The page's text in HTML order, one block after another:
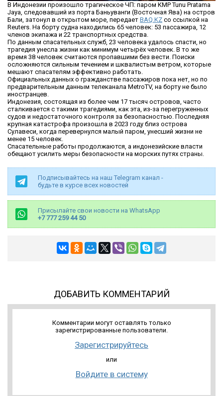
В Индонезии произошло трагическое ЧП: паром KMP Tunu Pratama
Jaya, следовавший из порта Баньуванги (Восточная Ява) на остров
Бали, затонул в открытом море, передает BAQ.KZ со ссылкой на
Reuters. На борту судна находились 65 человек: 53 пассажира, 12
членов экипажа и 22 транспортных средства.
По данным спасательных служб, 23 человека удалось спасти, но
трагедия унесла жизни как минимум четырёх человек. В то же
время 38 человек считаются пропавшими без вести. Поиски
осложняются сильным течением и шквалистым ветром, которые
мешают спасателям эффективно работать.
Официальных данных о гражданстве пассажиров пока нет, но по
предварительным данным телеканала MetroTV, на борту не было
иностранцев.
Индонезия, состоящая из более чем 17 тысяч островов, часто
сталкивается с такими трагедиями, как эта, из-за перегруженных
судов и недостаточного контроля за безопасностью. Последняя
крупная катастрофа произошла в 2023 году близ острова
Сулавеси, когда перевернулся малый паром, унесший жизни не
менее 15 человек.
Спасательные работы продолжаются, а индонезийские власти
обещают усилить меры безопасности на морских путях страны.
Подписывайтесь на наш Telegram канал -
будьте в курсе всех новостей
Присылайте свои новости на WhatsApp
+7 777 259 44 50
ДОБАВИТЬ КОММЕНТАРИЙ
Комментарии могут оставлять только
зарегистрированные пользователи.
Зарегистрируйтесь
или
Войдите в систему